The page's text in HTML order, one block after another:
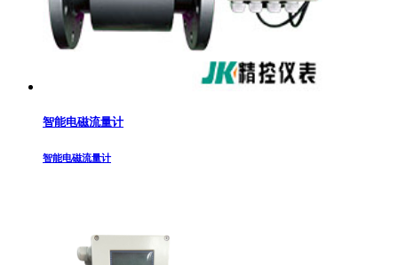
智能电磁流量计
智能电磁流量计